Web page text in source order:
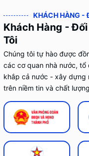
KHÁCH HÀNG -
Khách Hàng -
Tôi
Chúng tôi tự hào được
các cơ quan nhà nước,
khắp cả nước - xây dựng
trên niềm tin và chất